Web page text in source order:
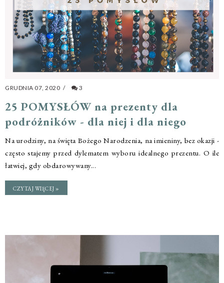
GRUDNIA 07, 2020 / 3
25 POMYSŁÓW na prezenty dla
podróżników - dla niej i dla niego
Na urodziny, na święta Bożego Narodzenia, na imieniny, bez okazji -
często stajemy przed dylematem wyboru idealnego prezentu. O ile
łatwiej, gdy obdarowywany...
CZYTAJ WIĘCEJ »